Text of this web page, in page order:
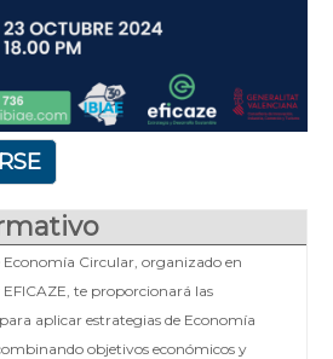
Circular, organizado en
te proporcionará las
aplicar estrategias de Economía
objetivos económicos y